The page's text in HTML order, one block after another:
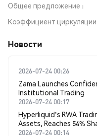
Общее предложение
Коэффициент циркуляции
Новости
2026-07-24 00:26
Zama Launches
Institutional Trading
2026-07-24 00:17
Hyperliquid's RWA
Assets, Reaches 54%
2026-07-24 00:14